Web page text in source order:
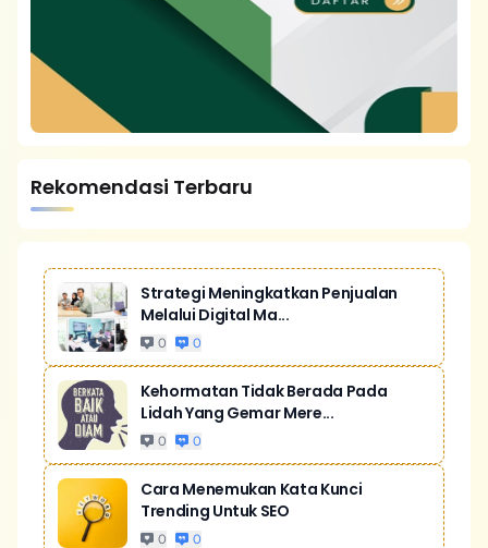
Rekomendasi Terbaru
Strategi Meningkatkan Penjualan
Melalui Digital Ma...
0 0
Kehormatan Tidak Berada Pada
Lidah Yang Gemar Mere...
0 0
Cara Menemukan Kata Kunci
Trending Untuk SEO
0 0